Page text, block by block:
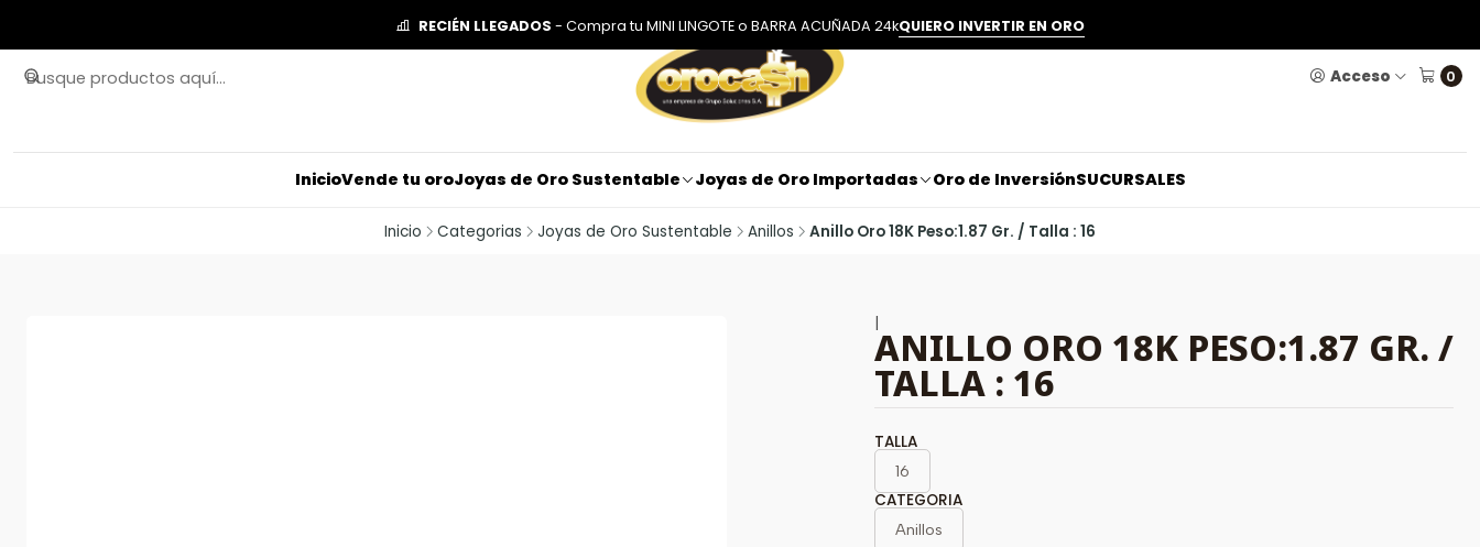
Acceso 0
InicioVende tu oroJoyas de Oro Sustentable Joyas de Oro Importadas Oro de InversiónSUCURSALES
RECIÉN LLEGADOS - Compra tu MINI LINGOTE o BARRA ACUÑADA 24kQUIERO INVERTIR EN ORO
Inicio Categorias Joyas de Oro Sustentable Anillos Anillo Oro 18K Peso:1.87 Gr. / Talla : 16
|
ANILLO ORO 18K PESO:1.87 GR. /
TALLA : 16
TALLA
16
CATEGORIA
Anillos